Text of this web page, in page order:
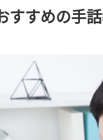
すすめの手